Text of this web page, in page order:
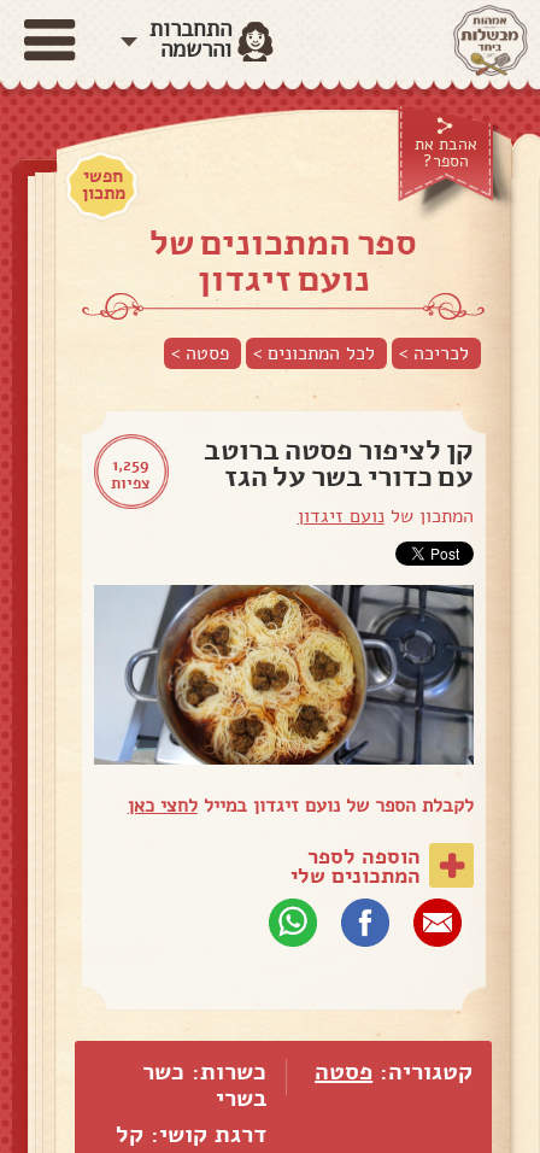
התחברות
והרשמה
אהבת את
הספר?
חפשי
מתכון
ספר המתכונים של
נועם זיגדון
לכריכה > לכל המתכונים > פסטה >
1,259
צפיות
קן לציפור פסטה ברוטב
עם כדורי בשר על הגז
המתכון שלנועם זיגדון
לקבלת הספר של נועם זיגדון במייללחצי כאן
הוספה לספר
המתכונים שלי
קטגוריה: פסטה
כשרות: כשר
בשרי
דרגת קושי: קל